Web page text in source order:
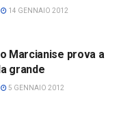
14 GENNAIO 2012
Marcianise prova a
grande
5 GENNAIO 2012